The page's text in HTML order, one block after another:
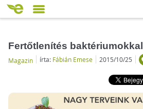
Fertőtlenítés baktériumokkal
Magazin írta: Fábián Emese 2015/10/25